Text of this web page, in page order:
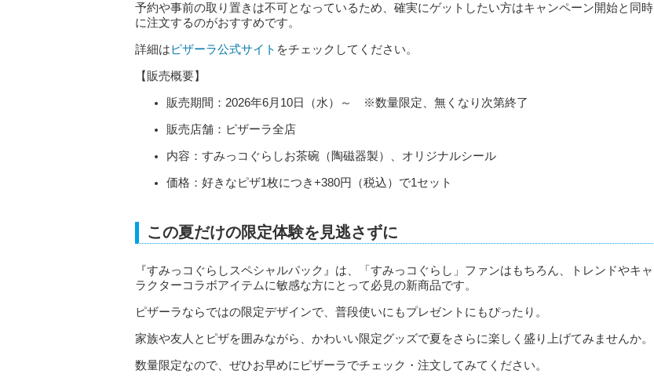
予約や事前の取り置きは不可となっているため、確実にゲットしたい方はキャンペーン開始と同時
に注文するのがおすすめです。
詳細はピザーラ公式サイト をチェックしてください。
【販売概要】
販売期間：2026年6月10日（水）～ ※数量限定、無くなり次第終了
販売店舗：ピザーラ全店
内容：すみっコぐらしお茶碗（陶磁器製）、オリジナルシール
価格：好きなピザ1枚につき+380円（税込）で1セット
この夏だけの限定体験を見逃さずに
『すみっコぐらしスペシャルパック』は、「すみっコぐらし」ファンはもちろん、トレンドやキャ
ラクターコラボアイテムに敏感な方にとって必見の新商品です。
ピザーラならではの限定デザインで、普段使いにもプレゼントにもぴったり。
家族や友人とピザを囲みながら、かわいい限定グッズで夏をさらに楽しく盛り上げてみませんか。
数量限定なので、ぜひお早めにピザーラでチェック・注文してみてください。